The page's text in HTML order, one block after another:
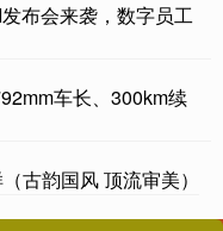
布会来袭，数字员工
车长、300km续
古韵国风 顶流审美）